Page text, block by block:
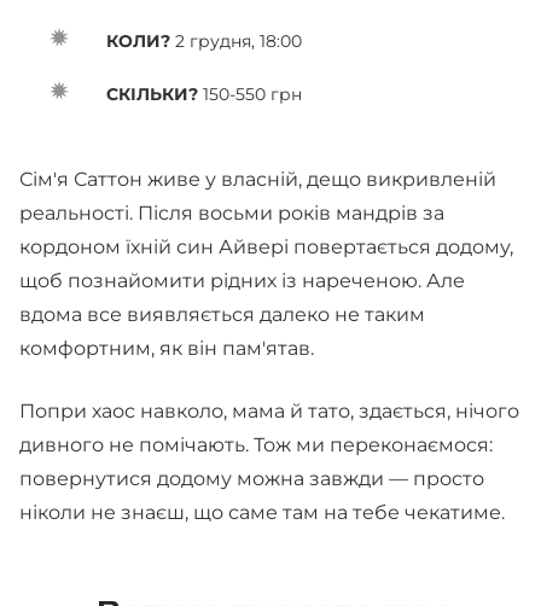
КОЛИ? 2 грудня, 18:00
СКІЛЬКИ? 150-550 грн
Сім'я Саттон живе у власній, дещо викривленій
реальності. Після восьми років мандрів за
кордоном їхній син Айвері повертається додому,
щоб познайомити рідних із нареченою. Але
вдома все виявляється далеко не таким
комфортним, як він пам'ятав.
Попри хаос навколо, мама й тато, здається, нічого
дивного не помічають. Тож ми переконаємося:
повернутися додому можна завжди — просто
ніколи не знаєш, що саме там на тебе чекатиме.